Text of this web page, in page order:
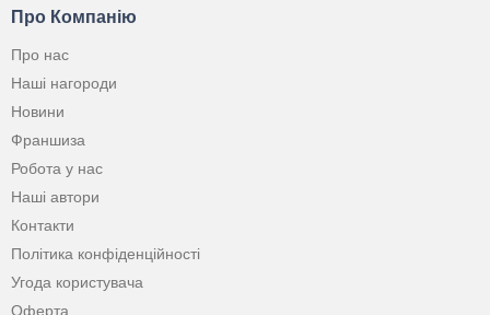
Про Компанію
Про нас
Наші нагороди
Новини
Франшиза
Робота у нас
Наші автори
Контакти
Політика конфіденційності
Угода користувача
Оферта